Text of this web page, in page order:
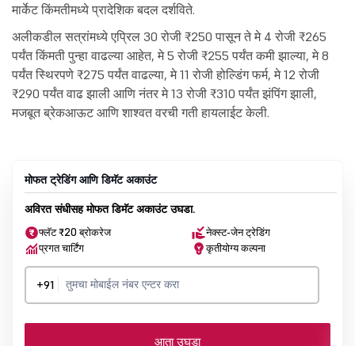
मार्केट किंमतीमध्ये प्रादेशिक बदल दर्शविते.
अलीकडील सत्रांमध्ये एप्रिल 30 रोजी ₹250 पासून ते मे 4 रोजी ₹265
पर्यंत किंमती पुन्हा वाढल्या आहेत, मे 5 रोजी ₹255 पर्यंत कमी झाल्या, मे 8
पर्यंत स्थिरपणे ₹275 पर्यंत वाढल्या, मे 11 रोजी होल्डिंग फर्म, मे 12 रोजी
₹290 पर्यंत वाढ झाली आणि नंतर मे 13 रोजी ₹310 पर्यंत झंपिंग झाली,
मजबूत ब्रेकआऊट आणि शाश्वत वरची गती हायलाईट केली.
मोफत ट्रेडिंग आणि डिमॅट अकाउंट
अविरत संधीसह मोफत डिमॅट अकाउंट उघडा.
फ्लॅट ₹20 ब्रोकरेज
नेक्स्ट-जेन ट्रेडिंग
प्रगत चार्टिंग
कृतीयोग्य कल्पना
+91
आता उघडा